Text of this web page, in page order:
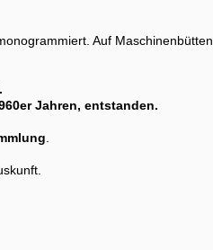
Auf
Jahren, entstanden.